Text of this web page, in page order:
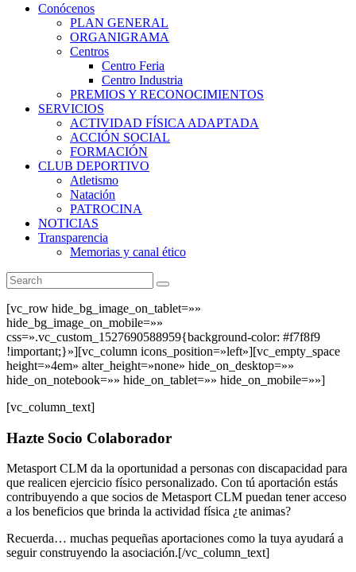
Conócenos
PLAN GENERAL
ORGANIGRAMA
Centros
Centro Feria
Centro Industria
PREMIOS Y RECONOCIMIENTOS
SERVICIOS
ACTIVIDAD FÍSICA ADAPTADA
ACCIÓN SOCIAL
FORMACIÓN
CLUB DEPORTIVO
Atletismo
Natación
PATROCINA
NOTICIAS
Transparencia
Memorias y canal ético
[vc_row hide_bg_image_on_tablet=»»
hide_bg_image_on_mobile=»»
css=».vc_custom_1527690588959{background-color: #f7f8f9
!important;}»][vc_column icons_position=»left»][vc_empty_space
height=»4em» alter_height=»none» hide_on_desktop=»»
hide_on_notebook=»» hide_on_tablet=»» hide_on_mobile=»»]
[vc_column_text]
Hazte Socio Colaborador
Metasport CLM da la oportunidad a personas con discapacidad para
que realicen ejercicio físico personalizado. Con tú aportación estás
contribuyendo a que socios de Metasport CLM puedan tener acceso
a los beneficios que brinda la actividad física ¿te animas?
Recuerda… muchas pequeñas aportaciones como la tuya ayudará a
seguir construyendo la asociación.[/vc_column_text]